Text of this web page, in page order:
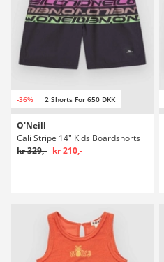
-36% 2 Shorts For 650 DKK
O'Neill
Cali Stripe 14" Kids Boardshorts
kr 329,- kr 210,-